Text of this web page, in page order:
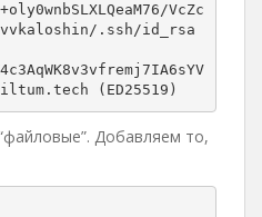
VcZc
vvkaloshin/.ssh/id_rsa
(ED25519)
Добавляем то,